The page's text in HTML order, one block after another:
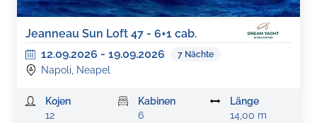
Jeanneau Sun Loft 47 - 6+1 cab.
12.09.2026 - 19.09.2026 7 Nächte
Napoli, Neapel
Kojen
12
Kabinen
6
Länge
14,00 m